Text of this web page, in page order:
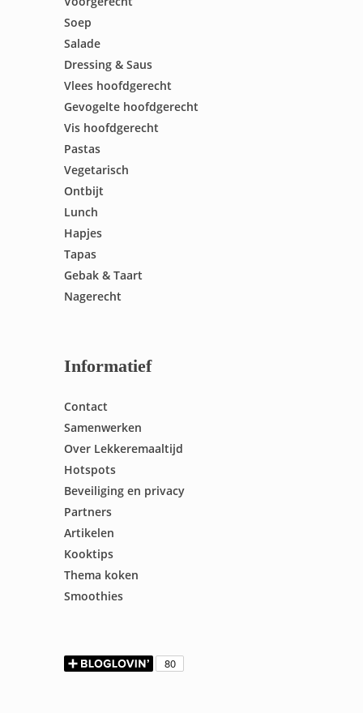
Soep
Salade
Dressing & Saus
Vlees hoofdgerecht
Gevogelte hoofdgerecht
Vis hoofdgerecht
Pastas
Vegetarisch
Ontbijt
Lunch
Hapjes
Tapas
Gebak & Taart
Nagerecht
Informatief
Contact
Samenwerken
Over Lekkeremaaltijd
Hotspots
Beveiliging en privacy
Partners
Artikelen
Kooktips
Thema koken
Smoothies